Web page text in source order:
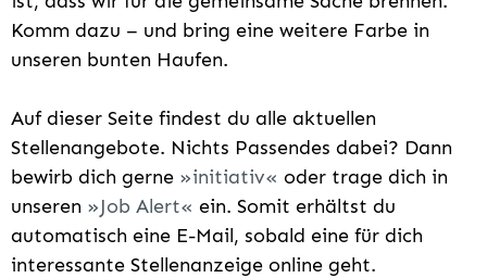
Komm dazu – und bring eine weitere Farbe in
unseren bunten Haufen.
Auf dieser Seite findest du alle aktuellen
Stellenangebote. Nichts Passendes dabei? Dann
bewirb dich gerne
initiativ
oder trage dich in
unseren
Job Alert
ein. Somit erhältst du
automatisch eine E-Mail, sobald eine für dich
interessante Stellenanzeige online geht.